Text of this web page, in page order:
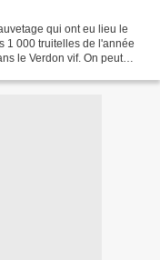
qui ont eu lieu le
1 000 truitelles de l'année
le Verdon vif. On peut